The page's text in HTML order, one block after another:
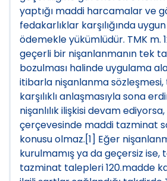
yaptığı maddi harcamalar ve
fedakarlıklar karşılığında
ödemekle yükümlüdür. TMK m.
geçerli bir nişanlanmanın tek
bozulması halinde uygulama
itibarla nişanlanma sözleşmesi,
karşılıklı anlaşmasıyla sona
nişanlılık ilişkisi devam ediyorsa,
çerçevesinde maddi tazminat
konusu olmaz.[1] Eğer
kurulmamış ya da geçersiz ise,
tazminat talepleri 120.madde